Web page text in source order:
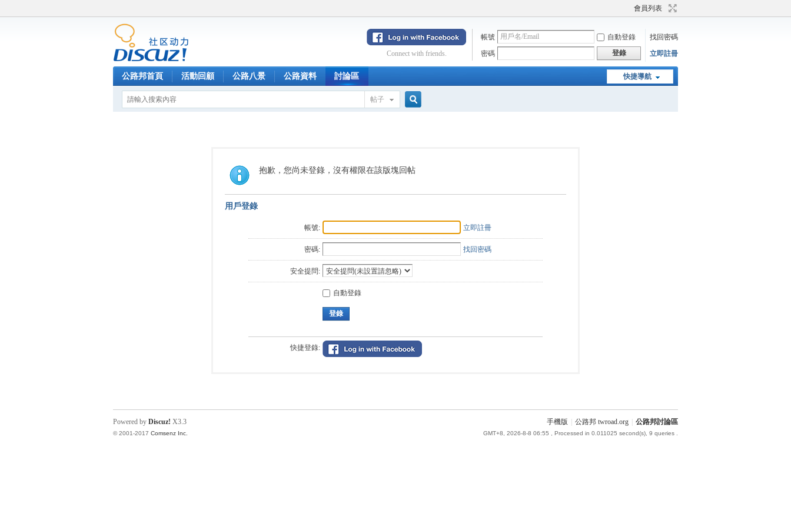
會員列表
帳號 自動登錄
找回密碼
密碼
登錄 立即註冊
Connect with friends.
快捷導航
公路邦首頁 活動回顧 公路八景 公路資料 討論區
帖子
索
抱歉，您尚未登錄，沒有權限在該版塊回帖
用戶登錄
帳號: 立即註冊
密碼: 找回密碼
安全提問:
自動登錄
登錄
快捷登錄:
手機版 公路邦 twroad.org 公路邦討論區
GMT+8, 2026-8-8 06:55 , Processed in 0.011025 second(s), 9 queries .
Powered by Discuz! X3.3
© 2001-2017 Comsenz Inc.